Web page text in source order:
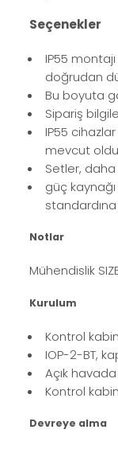
Seçenekler
IP55
doğrudan
Bu boyuta
Sipariş
IP55
mevcut
Setler,
güç
Notlar
Mühendislik
Kurulum
Kontrol
IOP-2-BT,
Açık
Kontrol
Devreye alma